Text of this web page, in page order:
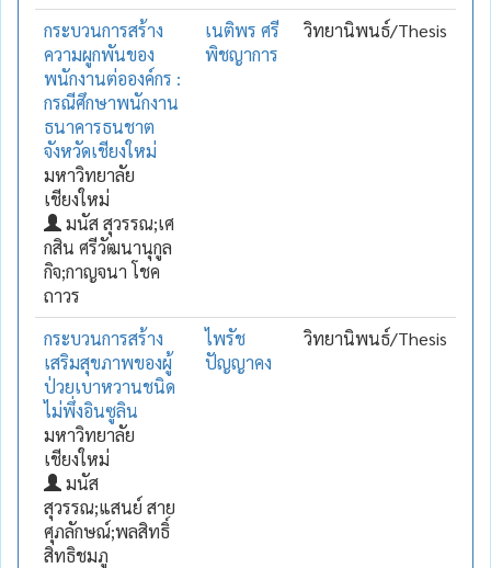
กระบวนการสร้าง
ความผูกพันของ
พนักงานต่อองค์กร :
กรณีศึกษาพนักงาน
ธนาคารธนชาต
จังหวัดเชียงใหม่
มหาวิทยาลัย
เชียงใหม่
มนัส สุวรรณ;เศ
กสิน ศรีวัฒนานุกูล
กิจ;กาญจนา โชค
ถาวร
เนติพร ศรี
พิชญาการ
วิทยานิพนธ์/Thesis
กระบวนการสร้าง
เสริมสุขภาพของผู้
ป่วยเบาหวานชนิด
ไม่พึ่งอินซูลิน
มหาวิทยาลัย
เชียงใหม่
มนัส
สุวรรณ;แสนย์ สาย
ศุภลักษณ์;พลสิทธิ์
สิทธิชมภู
ไพรัช
ปัญญาคง
วิทยานิพนธ์/Thesis